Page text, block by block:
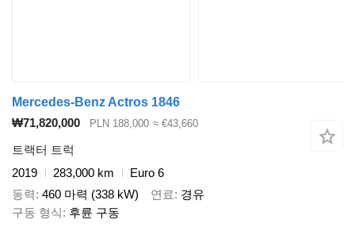
Mercedes-Benz Actros 1846
₩71,820,000
PLN 188,000 ≈ €43,660
트랙터 트럭
2019
283,000 km
Euro 6
동력 460 마력 (338 kW) 연료
경유
구동 형식
후륜 구동